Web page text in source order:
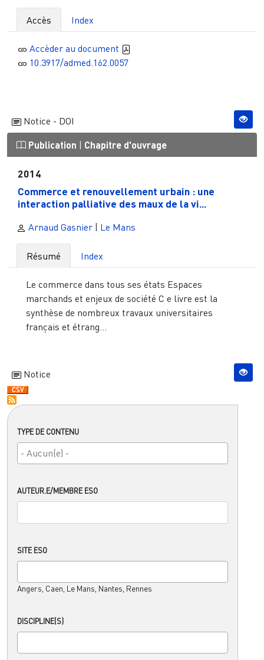
TYPE DE CONTENU
AUTEUR.E/MEMBRE ESO
SITE ESO
Angers, Caen, Le Mans, Nantes, Rennes
DISCIPLINE(S)
Accès Index
Accèder au document
10.3917/admed.162.0057
Notice - DOI
Publication Chapitre d'ouvrage
2014
Commerce et renouvellement urbain : une
interaction palliative des maux de la vi...
Arnaud Gasnier | Le Mans
Résumé Index
Le commerce dans tous ses états Espaces
marchands et enjeux de société C e livre est la
synthèse de nombreux travaux universitaires
français et étrang...
Notice